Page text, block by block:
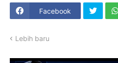
Facebook
Lebih baru